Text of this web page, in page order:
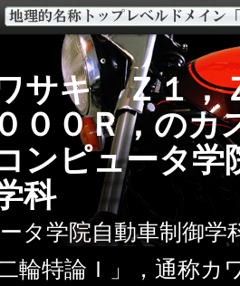
サキ Ｚ１，
００Ｒ，のカ
ンピュータ学
科
タ学院自動車制御学
輪特論Ｉ」，通称カ